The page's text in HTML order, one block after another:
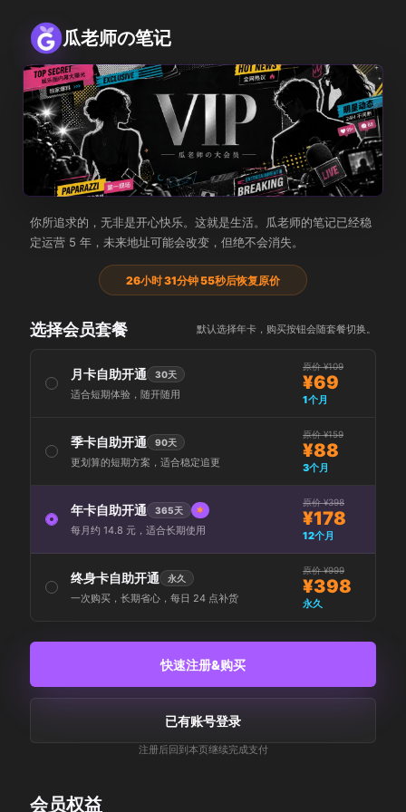
瓜老师の笔记
你所追求的，无非是开心快乐。这就是生活。瓜老师的笔记已经稳
定运营 5 年，未来地址可能会改变，但绝不会消失。
26小时 31分钟 55秒后恢复原价
选择会员套餐 默认选择年卡，购买按钮会随套餐切换。
月卡自助开通 30天
适合短期体验，随开随用
原价 ¥109
¥69
1个月
季卡自助开通 90天
更划算的短期方案，适合稳定追更
原价 ¥159
¥88
3个月
年卡自助开通 365天
每月约 14.8 元，适合长期使用
原价 ¥398
¥178
12个月
终身卡自助开通 永久
一次购买，长期省心，每日 24 点补货
原价 ¥999
¥398
永久
快速注册&购买
已有账号登录
注册后回到本页继续完成支付
会员权益